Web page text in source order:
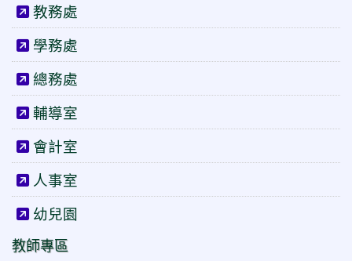
教務處
學務處
總務處
輔導室
會計室
人事室
幼兒園
教師專區